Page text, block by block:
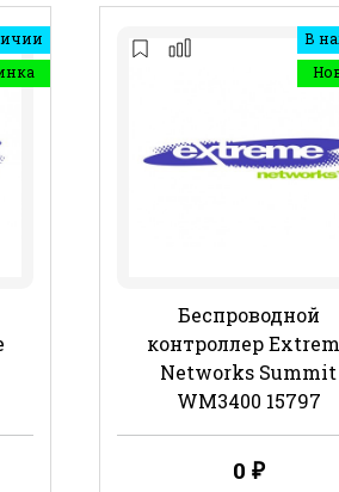
В
Беспроводной
контроллер
Networks Summit
WM3400 15797
0 ₽